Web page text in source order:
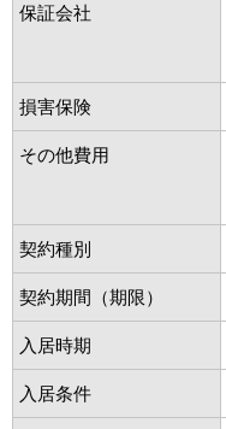
保証会社
損害保険
その他費用
契約種別
契約期間（期限）
入居時期
入居条件